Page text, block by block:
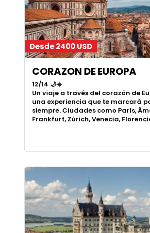
Desde 2400 USD
CORAZON DE EUROPA
12/14 🌙☀️
Un viaje a través del corazón de
una experiencia que te marcará
siempre. Ciudades como París,
Frankfurt, Zúrich, Venecia,